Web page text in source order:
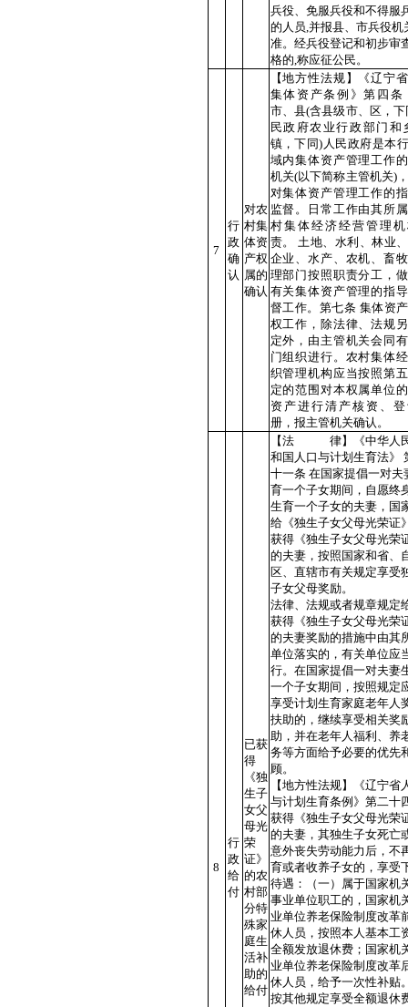
兵役、免服兵役和不得服
的人员,并报县、市兵役机
准。经兵役登记和初步审
格的,称应征公民。
7
行
政
确
认
对农
村集
体资
产权
属的
确认
【地方性法规】《辽宁
集体资产条例》第四条
市、县(含县级市、区，下
民政府农业行政部门和
镇，下同)人民政府是本
域内集体资产管理工作
机关(以下简称主管机关)
对集体资产管理工作的
监督。日常工作由其所
村集体经济经营管理
责。 土地、水利、林业
企业、水产、农机、畜
理部门按照职责分工，
有关集体资产管理的指
督工作。第七条 集体资
权工作，除法律、法规
定外，由主管机关会同
门组织进行。农村集体
织管理机构应当按照第
定的范围对本权属单位
资产进行清产核资、
册，报主管机关确认。
8
行
政
给
付
已获
得
《独
生子
女父
母光
荣
证》
的农
村部
分特
殊家
庭生
活补
助的
给付
【法 律】《中华人
和国人口与计划生育法》
十一条 在国家提倡一对夫
育一个子女期间，自愿终
生育一个子女的夫妻，国
给《独生子女父母光荣证
获得《独生子女父母光荣
的夫妻，按照国家和省、
区、直辖市有关规定享受
子女父母奖励。
法律、法规或者规章规定
获得《独生子女父母光荣
的夫妻奖励的措施中由其
单位落实的，有关单位应
行。在国家提倡一对夫妻
一个子女期间，按照规定
享受计划生育家庭老年人
扶助的，继续享受相关奖
助，并在老年人福利、养
务等方面给予必要的优先
顾。
【地方性法规】《辽宁省
与计划生育条例》第二十
获得《独生子女父母光荣
的夫妻，其独生子女死亡
意外丧失劳动能力后，不
育或者收养子女的，享受
待遇：（一）属于国家机
事业单位职工的，国家机
业单位养老保险制度改革
休人员，按照本人基本工
全额发放退休费；国家机
业单位养老保险制度改革
休人员，给予一次性补贴
按其他规定享受全额退休